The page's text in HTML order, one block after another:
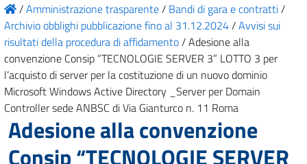
/Amministrazione trasparente/ Bandi di gara e contratti/
Archivio obblighi pubblicazione fino al 31.12.2024/Avvisi sui
risultati della procedura di affidamento/Adesione alla
convenzione Consip “TECNOLOGIE SERVER 3” LOTTO 3 per
l’acquisto di server per la costituzione di un nuovo dominio
Microsoft Windows Active Directory _Server per Domain
Controller sede ANBSC di Via Gianturco n. 11 Roma
Adesione alla convenzione
Consip “TECNOLOGIE SERVER